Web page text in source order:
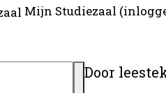
Mijn Studiezaal
Door